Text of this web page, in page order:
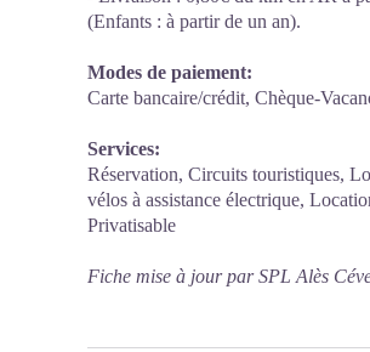
(Enfants : à partir de un an).
Modes de paiement:
Carte bancaire/crédit, Chèque-
Services:
Réservation, Circuits touristiques,
vélos à assistance électrique,
Privatisable
Fiche mise à jour par SPL Alès